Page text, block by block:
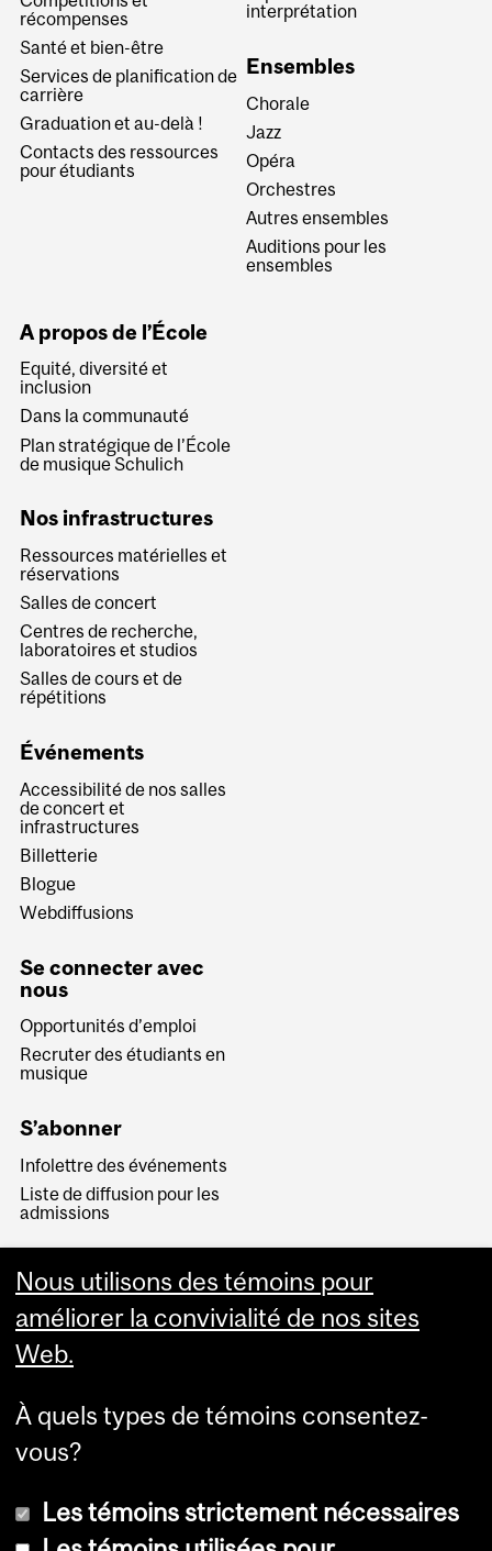
récompenses
Santé et bien-être
Services de planification de
carrière
Graduation et au-delà !
Contacts des ressources
pour étudiants
interprétation
Ensembles
Chorale
Jazz
Opéra
Orchestres
Autres ensembles
Auditions pour les
ensembles
A propos de l’École
Equité, diversité et
inclusion
Dans la communauté
Plan stratégique de l’École
de musique Schulich
Nos infrastructures
Ressources matérielles et
réservations
Salles de concert
Centres de recherche,
laboratoires et studios
Salles de cours et de
répétitions
Événements
Accessibilité de nos salles
de concert et
infrastructures
Billetterie
Blogue
Webdiffusions
Se connecter avec
nous
Opportunités d’emploi
Recruter des étudiants en
musique
S’abonner
Infolettre des événements
Liste de diffusion pour les
admissions
S’inscrire
Visite virtuelle
Nous utilisons des témoins pour
améliorer la convivialité de nos sites
Web.
À quels types de témoins consentez-
vous?
Les témoins strictement nécessaires